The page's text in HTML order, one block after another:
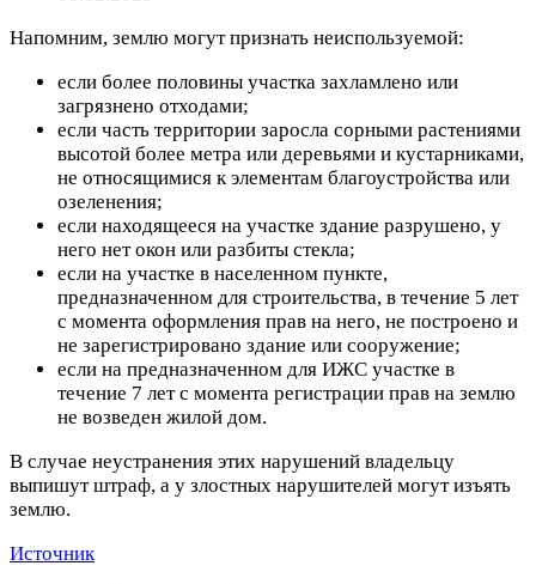
Напомним, землю могут признать неиспользуемой:
если более половины участка захламлено или
загрязнено отходами;
если часть территории заросла сорными растениями
высотой более метра или деревьями и кустарниками,
не относящимися к элементам благоустройства или
озеленения;
если находящееся на участке здание разрушено, у
него нет окон или разбиты стекла;
если на участке в населенном пункте,
предназначенном для строительства, в течение 5 лет
с момента оформления прав на него, не построено и
не зарегистрировано здание или сооружение;
если на предназначенном для ИЖС участке в
течение 7 лет с момента регистрации прав на землю
не возведен жилой дом.
В случае неустранения этих нарушений владельцу
выпишут штраф, а у злостных нарушителей могут изъять
землю.
Источник